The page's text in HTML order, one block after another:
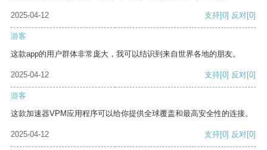
2025-04-12 支持[0] 反对[0]
游客
这款app的用户群体非常庞大，我可以结识到来自世界各地的朋友。
2025-04-12 支持[0] 反对[0]
游客
这款加速器VPM应用程序可以给你提供全球覆盖和最高安全性的连接。
2025-04-12 支持[0] 反对[0]